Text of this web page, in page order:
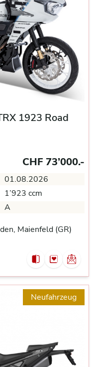
1923 Road
CHF 73’000.-
01.08.2026
1’923 ccm
A
Maienfeld (GR)
Neufahrzeug